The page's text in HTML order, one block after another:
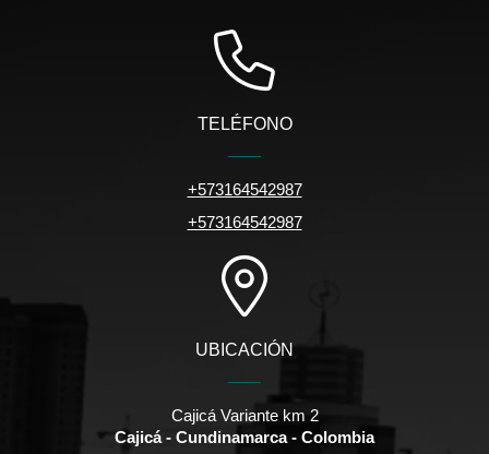
TELÉFONO
+573164542987
+573164542987
UBICACIÓN
Cajicá Variante km 2
Cajicá - Cundinamarca - Colombia